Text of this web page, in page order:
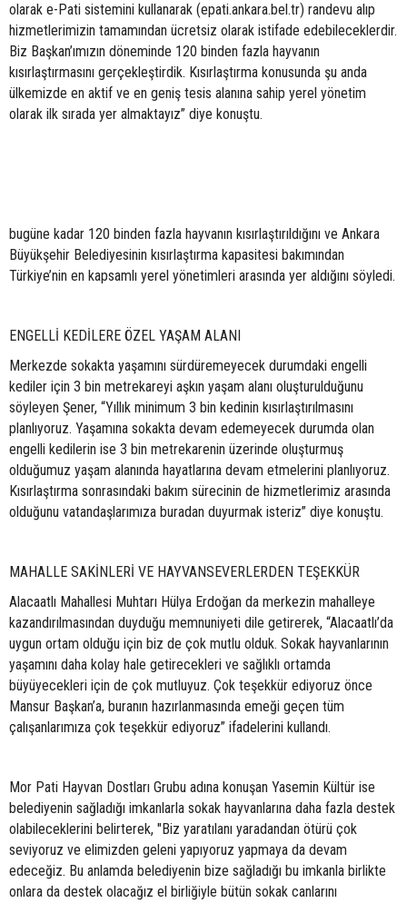
olarak e-Pati sistemini kullanarak (epati.ankara.bel.tr) randevu alıp
hizmetlerimizin tamamından ücretsiz olarak istifade edebileceklerdir.
Biz Başkan’ımızın döneminde 120 binden fazla hayvanın
kısırlaştırmasını gerçekleştirdik. Kısırlaştırma konusunda şu anda
ülkemizde en aktif ve en geniş tesis alanına sahip yerel yönetim
olarak ilk sırada yer almaktayız” diye konuştu.
bugüne kadar 120 binden fazla hayvanın kısırlaştırıldığını ve Ankara
Büyükşehir Belediyesinin kısırlaştırma kapasitesi bakımından
Türkiye’nin en kapsamlı yerel yönetimleri arasında yer aldığını söyledi.
ENGELLİ KEDİLERE ÖZEL YAŞAM ALANI
Merkezde sokakta yaşamını sürdüremeyecek durumdaki engelli
kediler için 3 bin metrekareyi aşkın yaşam alanı oluşturulduğunu
söyleyen Şener, “Yıllık minimum 3 bin kedinin kısırlaştırılmasını
planlıyoruz. Yaşamına sokakta devam edemeyecek durumda olan
engelli kedilerin ise 3 bin metrekarenin üzerinde oluşturmuş
olduğumuz yaşam alanında hayatlarına devam etmelerini planlıyoruz.
Kısırlaştırma sonrasındaki bakım sürecinin de hizmetlerimiz arasında
olduğunu vatandaşlarımıza buradan duyurmak isteriz” diye konuştu.
MAHALLE SAKİNLERİ VE HAYVANSEVERLERDEN TEŞEKKÜR
Alacaatlı Mahallesi Muhtarı Hülya Erdoğan da merkezin mahalleye
kazandırılmasından duyduğu memnuniyeti dile getirerek, “Alacaatlı’da
uygun ortam olduğu için biz de çok mutlu olduk. Sokak hayvanlarının
yaşamını daha kolay hale getirecekleri ve sağlıklı ortamda
büyüyecekleri için de çok mutluyuz. Çok teşekkür ediyoruz önce
Mansur Başkan’a, buranın hazırlanmasında emeği geçen tüm
çalışanlarımıza çok teşekkür ediyoruz” ifadelerini kullandı.
Mor Pati Hayvan Dostları Grubu adına konuşan Yasemin Kültür ise
belediyenin sağladığı imkanlarla sokak hayvanlarına daha fazla destek
olabileceklerini belirterek, "Biz yaratılanı yaradandan ötürü çok
seviyoruz ve elimizden geleni yapıyoruz yapmaya da devam
edeceğiz. Bu anlamda belediyenin bize sağladığı bu imkanla birlikte
onlara da destek olacağız el birliğiyle bütün sokak canlarını